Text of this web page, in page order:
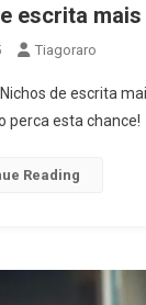
escrita
Tiagoraro
de escrita
perca esta chance!
Reading